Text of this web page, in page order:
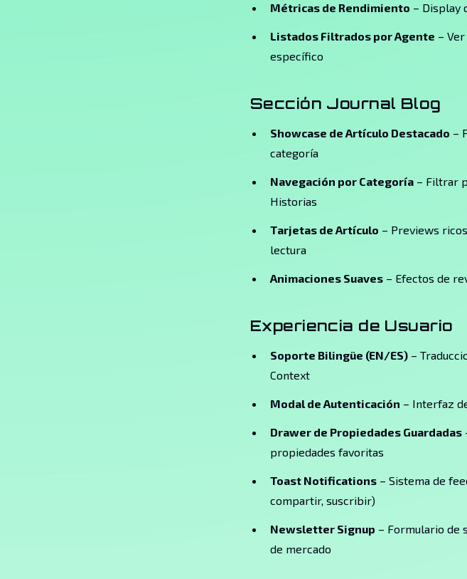
Métricas de Rendimiento – Display
Listados Filtrados por Agente –
específico
Sección Journal Blog
Showcase de Artículo Destacado –
categoría
Navegación por Categoría – Filtrar
Historias
Tarjetas de Artículo – Previews
lectura
Animaciones Suaves – Efectos de
Experiencia de Usuario
Soporte Bilingüe (EN/ES) –
Context
Modal de Autenticación – Interfaz
Drawer de Propiedades Guardadas
propiedades favoritas
Toast Notifications – Sistema de
compartir, suscribir)
Newsletter Signup – Formulario de
de mercado